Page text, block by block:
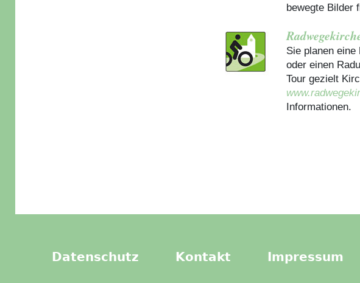
bewegte Bilder
Sie planen
oder einen
Tour gezielt
Informationen.
Datenschutz Kontakt Impressum